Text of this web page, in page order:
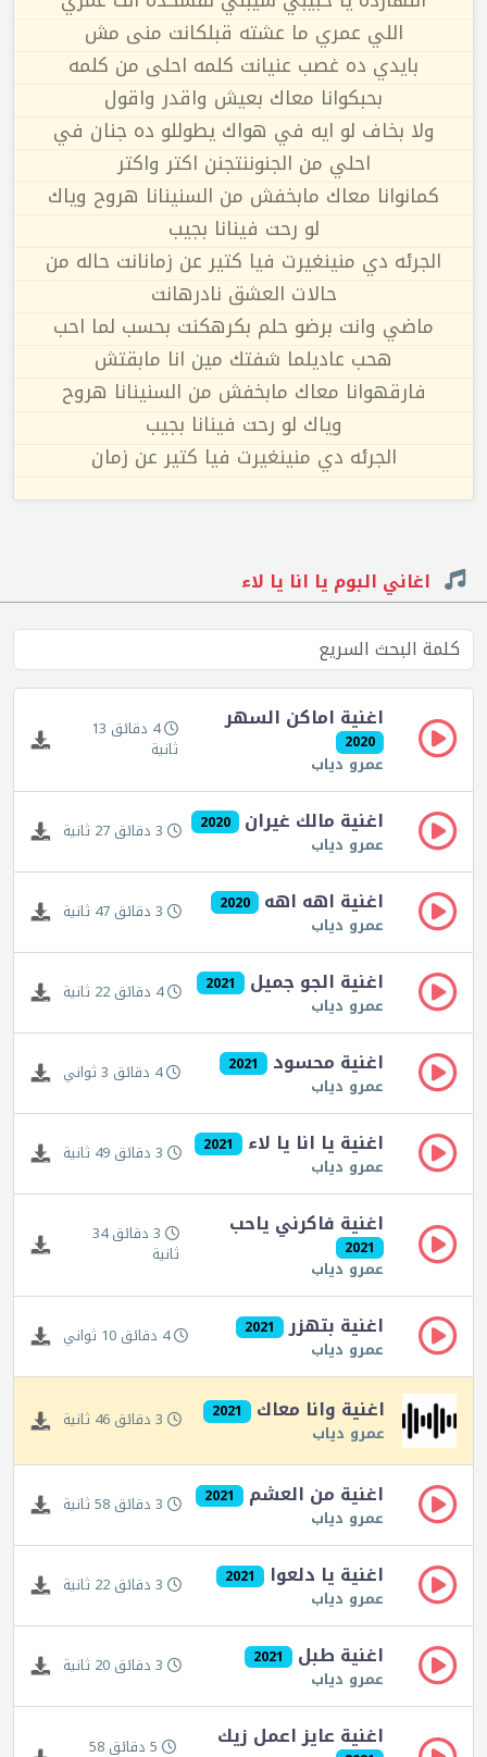
اللي عمري ما عشته قبلكانت منى مش
بايدي ده غصب عنيانت كلمه احلى من كلمه
بحبكوانا معاك بعيش واقدر واقول
ولا بخاف لو ايه في هواك يطوللو ده جنان في
احلي من الجنوننتجنن اكتر واكتر
كمانوانا معاك مابخفش من السنينانا هروح وياك
لو رحت فينانا بجيب
الجرئه دي منينغيرت فيا كتير عن زمانانت حاله من
حالات العشق نادرهانت
ماضي وانت برضو حلم بكرهكنت بحسب لما احب
هحب عاديلما شفتك مين انا مابقتش
فارقهوانا معاك مابخفش من السنينانا هروح
وياك لو رحت فينانا بجيب
الجرئه دي منينغيرت فيا كتير عن زمان
اغاني البوم يا انا يا لاء
اغنية اماكن السهر
2020
عمرو دياب
4 دقائق 13
ثانية
اغنية مالك غيران 2020
عمرو دياب 3 دقائق 27 ثانية
اغنية اهه اهه 2020
عمرو دياب 3 دقائق 47 ثانية
اغنية الجو جميل 2021
عمرو دياب 4 دقائق 22 ثانية
اغنية محسود 2021
عمرو دياب 4 دقائق 3 ثواني
اغنية يا انا يا لاء 2021
عمرو دياب 3 دقائق 49 ثانية
اغنية فاكرني ياحب
2021
عمرو دياب
3 دقائق 34
ثانية
اغنية بتهزر 2021
عمرو دياب 4 دقائق 10 ثواني
اغنية وانا معاك 2021
عمرو دياب 3 دقائق 46 ثانية
اغنية من العشم 2021
عمرو دياب 3 دقائق 58 ثانية
اغنية يا دلعوا 2021
عمرو دياب 3 دقائق 22 ثانية
اغنية طبل 2021
عمرو دياب 3 دقائق 20 ثانية
اغنية عايز اعمل زيك 5 دقائق 58